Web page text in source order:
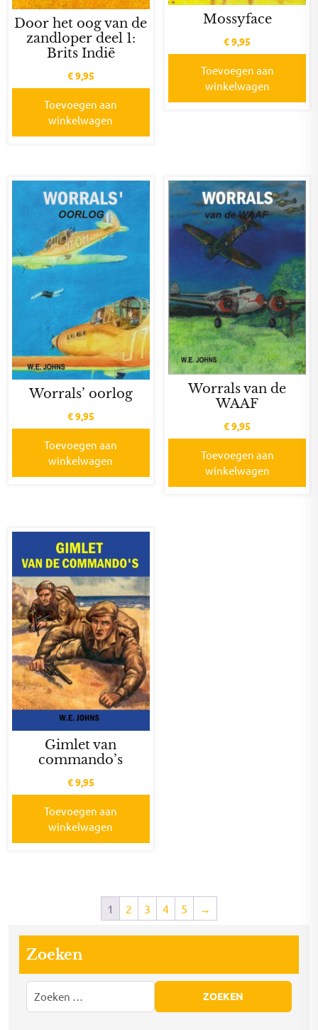
Door het oog van de
zandloper deel 1:
Brits Indië
€9,95
Toevoegen aan
winkelwagen
Mossyface
€9,95
Toevoegen aan
winkelwagen
Worrals’ oorlog
€9,95
Toevoegen aan
winkelwagen
Worrals van de
WAAF
€9,95
Toevoegen aan
winkelwagen
Gimlet van
commando’s
€9,95
Toevoegen aan
winkelwagen
1 2 3 4 5 →
Zoeken